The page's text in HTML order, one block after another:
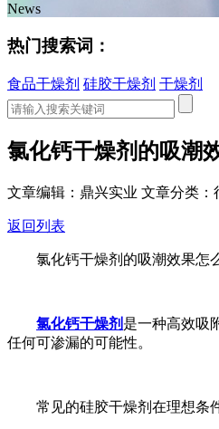
News
热门搜索词：
食品干燥剂 硅胶干燥剂 干燥剂
氯化钙干燥剂的吸潮
文章编辑：鼎兴实业 文章分类：
返回列表
氯化钙干燥剂的吸潮效果怎
氯化钙干燥剂 是一种高效吸
任何可渗漏的可能性。
常见的硅胶干燥剂在理想条件